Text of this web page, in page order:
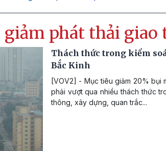
giảm phát thải giao
Thách thức trong kiểm
Bắc Kinh
[VOV2] - Mục tiêu giảm 20% bụi
phải vượt qua nhiều thách thức
thông, xây dựng, quan trắc...